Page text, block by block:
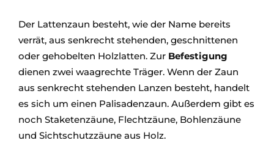
Der Lattenzaun besteht, wie der Name bereits
verrät, aus senkrecht stehenden, geschnittenen
oder gehobelten Holzlatten. Zur Befestigung
dienen zwei waagrechte Träger. Wenn der Zaun
aus senkrecht stehenden Lanzen besteht, handelt
es sich um einen Palisadenzaun. Außerdem gibt es
noch Staketenzäune, Flechtzäune, Bohlenzäune
und Sichtschutzzäune aus Holz.